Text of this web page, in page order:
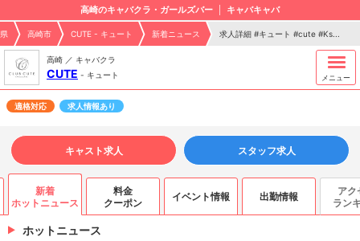
高崎のキャバクラ・ガールズバー キャバキャバ
高崎市 CUTE - キュート 新着ニュース 求人詳細 #キュート #cute #Ks...
高崎 ／ キャバクラ
CUTE - キュート メニュー
適格対応 求人情報あり
キャスト求人 スタッフ求人
新着
ホットニュース
料金
クーポン
イベント情報 出勤情報
アク
ラン
ホットニュース